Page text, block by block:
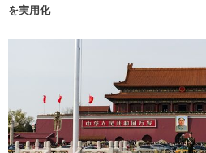
を実用化